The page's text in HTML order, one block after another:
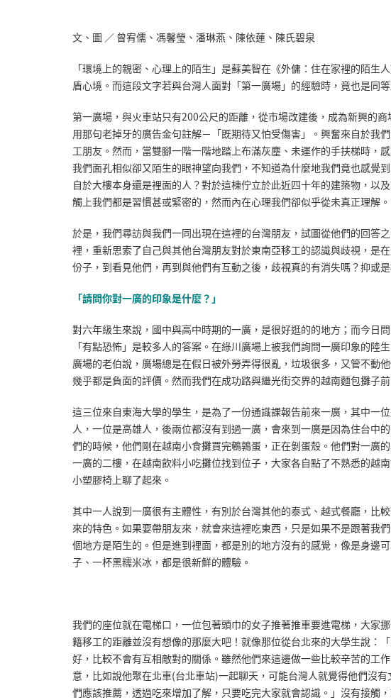
文、圖 ／ 曾宥儒、馮馨瑩、潘琳燕、陳依蓮、陳氏碧泉
「環境上的親密、心理上的陌生」是蘇美智在《外傭：住在家裡的陌生
盾心境。而這段文字若與台灣人面對「第一廣場」的經驗時，竟也是同等
第一廣場，與火車站只有200公尺的距離，從市場改建後，成為新興的
用那句老掉牙的廣告金句註解－「既期待又怕受傷害」。興奮來自於我
工朋友。然而，當雙腳一階一階地踏上布滿灰塵、未運作的手扶梯時，
我們面孔相似卻又陌生的眼神望向我們，不知道為什麼地我們竟也感覺
自於大樓本身還是裡面的人？對於這棟佇立於此近四十年的建築物，以
觸上我們都是習慣甚或緊密的，然而內在心理我們卻似乎從未真正理解。
於是，我們尋訪與我們一同出現在這裡的台灣朋友，試圖從他們的回答
裡，重新思索了自己與其他台灣朋友對於東南亞移工的認識與歧視，是
份子，到看見他們，再到與他們有互動之後，歧視真的有消失嗎？抑或
「請問你對一廣的印象是什麼？」
對六年級生來說，國中與高中時期的一廣，是很好逛的的地方；而今日
「有點恐怖」是較多人的答案。在綠川廣場上被我們詢問一廣印象的陸
廣場的老伯說，廣場總是在假日被外勞弄得很亂，垃圾很多，又管不動
幾乎都是負面的評價。然而我們在成功路與繼光街交界的越南麵包攤子
這三位來自東海大學的學生，是為了一份通識課報告前來一廣，其中一
人，一位是高雄人，後兩位都沒有到過一廣，會來到一廣是因為住台中
們的時候，他們剛在越南小食攤買完鵪鶉蛋，正在剝蛋殼。他們對一廣
一廣的二樓，在越南飲料小吃攤位找到位子，大家各自點了不熟悉的越
小塑膠椅上聊了起來。
其中一人說到一廣很有主體性，有別於台灣其他的泰式、越式餐廳，比
來的特色。如果要帶朋友來，就會來這裡吃東西，只是如果不是跟著我
個地方是陌生的。但是進到裡面，都是別的地方沒有的感覺，像是身邊
子、一杯黑糯米冰，都是很新鮮的體驗。
我們的座位就在電梯口，一位包著頭巾的女子推著推車要進電梯，大家
籍移工的距離並沒有想像的那麼大吧！就像那位從台北來的大學生說：
好，比較不會有互相敵對的關係。雖然他們來這邊做一些比較辛苦的工
意，比如說他聚在北車(台北車站)一起聊天，可能台灣人就覺得他們沒
們應該推薦，透過吃來增加了解，只要吃完大家就會認識。」沒有接觸